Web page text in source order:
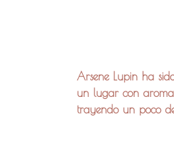
Arsene Lupin ha
un lugar con aroma
trayendo un poco